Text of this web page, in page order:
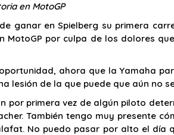
en MotoGP
ganar en Spielberg su primera
MotoGP por culpa de los dolores
ahora que la Yamaha
lesión de la que puede que aún no
por primera vez de algún piloto
También tengo muy presente
No puedo pasar por alto el